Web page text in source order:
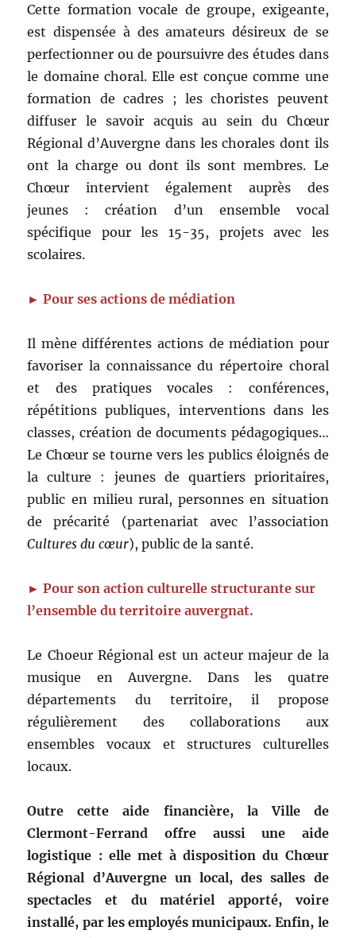
Cette formation vocale de groupe, exigeante,
est dispensée à des amateurs désireux de se
perfectionner ou de poursuivre des études dans
le domaine choral. Elle est conçue comme une
formation de cadres ; les choristes peuvent
diffuser le savoir acquis au sein du Chœur
Régional d’Auvergne dans les chorales dont ils
ont la charge ou dont ils sont membres. Le
Chœur intervient également auprès des
jeunes : création d’un ensemble vocal
spécifique pour les 15-35, projets avec les
scolaires.
► Pour ses actions de médiation
Il mène différentes actions de médiation pour
favoriser la connaissance du répertoire choral
et des pratiques vocales : conférences,
répétitions publiques, interventions dans les
classes, création de documents pédagogiques…
Le Chœur se tourne vers les publics éloignés de
la culture : jeunes de quartiers prioritaires,
public en milieu rural, personnes en situation
de précarité (partenariat avec l’association
Cultures du cœur), public de la santé.
► Pour son action culturelle structurante sur
l’ensemble du territoire auvergnat.
Le Choeur Régional est un acteur majeur de la
musique en Auvergne. Dans les quatre
départements du territoire, il propose
régulièrement des collaborations aux
ensembles vocaux et structures culturelles
locaux.
Outre cette aide financière, la Ville de
Clermont-Ferrand offre aussi une aide
logistique : elle met à disposition du Chœur
Régional d’Auvergne un local, des salles de
spectacles et du matériel apporté, voire
installé, par les employés municipaux. Enfin, le